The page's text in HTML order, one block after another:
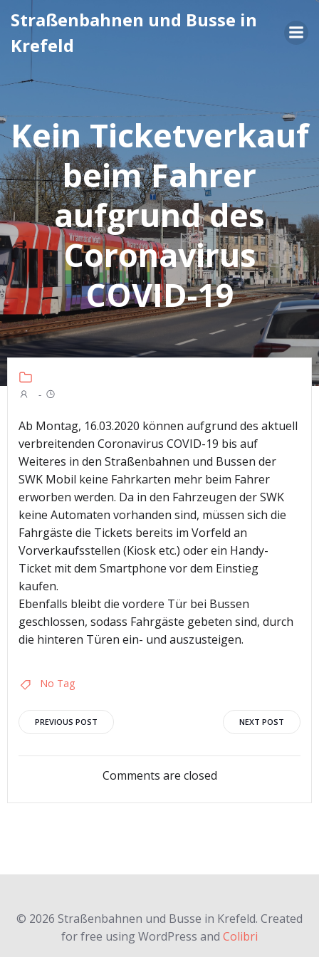
Inhalt
Straßenbahnen und Busse in
Krefeld
Kein Ticketverkauf
beim Fahrer
aufgrund des
Coronavirus
COVID-19
-
Ab Montag, 16.03.2020 können aufgrund des aktuell
verbreitenden Coronavirus COVID-19 bis auf
Weiteres in den Straßenbahnen und Bussen der
SWK Mobil keine Fahrkarten mehr beim Fahrer
erworben werden. Da in den Fahrzeugen der SWK
keine Automaten vorhanden sind, müssen sich die
Fahrgäste die Tickets bereits im Vorfeld an
Vorverkaufsstellen (Kiosk etc.) oder ein Handy-
Ticket mit dem Smartphone vor dem Einstieg
kaufen.
Ebenfalls bleibt die vordere Tür bei Bussen
geschlossen, sodass Fahrgäste gebeten sind, durch
die hinteren Türen ein- und auszusteigen.
No Tag
Post
navigation
PREVIOUS POST
navigation
NEXT POST
Comments are closed
© 2026 Straßenbahnen und Busse in Krefeld. Created
for free using WordPress and Colibri